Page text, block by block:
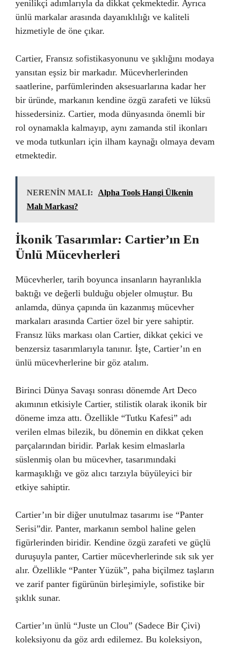
yenilikçi adımlarıyla da dikkat çekmektedir. Ayrıca
ünlü markalar arasında dayanıklılığı ve kaliteli
hizmetiyle de öne çıkar.
Cartier, Fransız sofistikasyonunu ve şıklığını modaya
yansıtan eşsiz bir markadır. Mücevherlerinden
saatlerine, parfümlerinden aksesuarlarına kadar her
bir üründe, markanın kendine özgü zarafeti ve lüksü
hissedersiniz. Cartier, moda dünyasında önemli bir
rol oynamakla kalmayıp, aynı zamanda stil ikonları
ve moda tutkunları için ilham kaynağı olmaya devam
etmektedir.
NERENİN MALI:
Alpha Tools Hangi Ülkenin
Malı Markası?
İkonik Tasarımlar: Cartier’ın En
Ünlü Mücevherleri
Mücevherler, tarih boyunca insanların hayranlıkla
baktığı ve değerli bulduğu objeler olmuştur. Bu
anlamda, dünya çapında ün kazanmış mücevher
markaları arasında Cartier özel bir yere sahiptir.
Fransız lüks markası olan Cartier, dikkat çekici ve
benzersiz tasarımlarıyla tanınır. İşte, Cartier’ın en
ünlü mücevherlerine bir göz atalım.
Birinci Dünya Savaşı sonrası dönemde Art Deco
akımının etkisiyle Cartier, stilistik olarak ikonik bir
döneme imza attı. Özellikle “Tutku Kafesi” adı
verilen elmas bilezik, bu dönemin en dikkat çeken
parçalarından biridir. Parlak kesim elmaslarla
süslenmiş olan bu mücevher, tasarımındaki
karmaşıklığı ve göz alıcı tarzıyla büyüleyici bir
etkiye sahiptir.
Cartier’ın bir diğer unutulmaz tasarımı ise “Panter
Serisi”dir. Panter, markanın sembol haline gelen
figürlerinden biridir. Kendine özgü zarafeti ve güçlü
duruşuyla panter, Cartier mücevherlerinde sık sık yer
alır. Özellikle “Panter Yüzük”, paha biçilmez taşların
ve zarif panter figürünün birleşimiyle, sofistike bir
şıklık sunar.
Cartier’ın ünlü “Juste un Clou” (Sadece Bir Çivi)
koleksiyonu da göz ardı edilemez. Bu koleksiyon,